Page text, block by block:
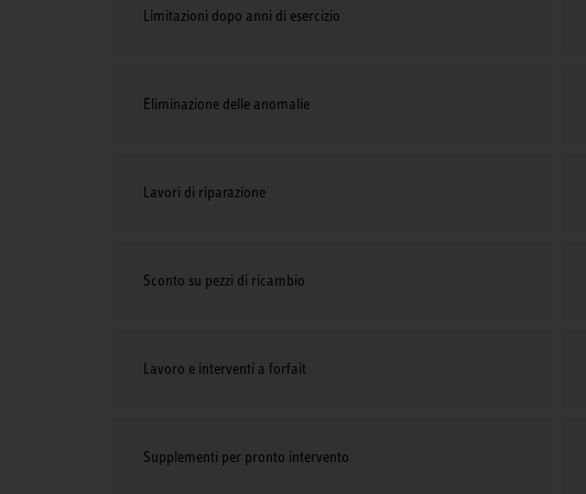
Limitazioni dopo anni di esercizio
Eliminazione delle anomalie
Lavori di riparazione
Sconto su pezzi di ricambio
Lavoro e interventi a forfait
Supplementi per pronto intervento